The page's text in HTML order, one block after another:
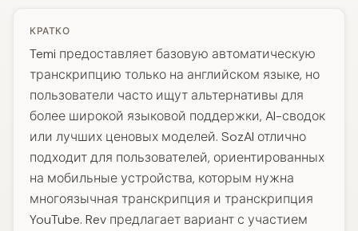
КРАТКО
Temi предоставляет базовую автоматическую
транскрипцию только на английском языке, но
пользователи часто ищут альтернативы для
более широкой языковой поддержки, AI-сводок
или лучших ценовых моделей. SozAI отлично
подходит для пользователей, ориентированных
на мобильные устройства, которым нужна
многоязычная транскрипция и транскрипция
YouTube. Rev предлагает вариант с участием